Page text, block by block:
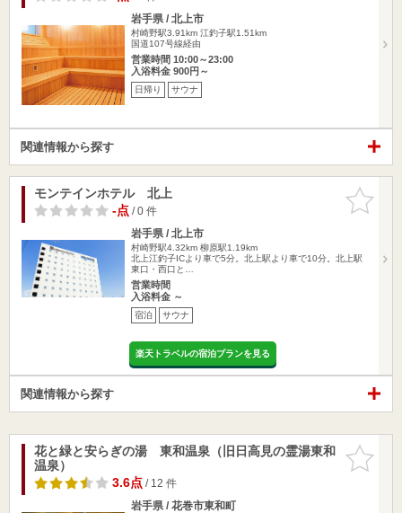
岩手県 / 北上市
村崎野駅3.91km 江釣子駅1.51km
国道107号線経由
営業時間 10:00～23:00
入浴料金 900円～
日帰り サウナ
関連情報から探す
お気に入
りに追加
モンテインホテル 北上
-点/ 0 件
岩手県 / 北上市
村崎野駅4.32km 柳原駅1.19km
北上江釣子ICより車で5分。北上駅より車で10分。北上駅
東口・西口と…
営業時間
入浴料金 ～
宿泊 サウナ
楽天トラベルの宿泊プランを見る
関連情報から探す
お気に入
りに追加
花と緑と安らぎの湯 東和温泉（旧日高見の霊湯東和
温泉）
3.6点/ 12 件
岩手県 / 花巻市東和町